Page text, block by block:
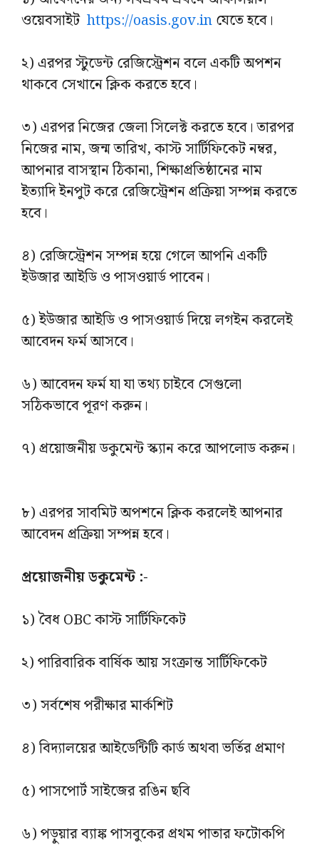
ওয়েবসাইট https://oasis.gov.inযেতে হবে।
২) এরপর স্টুডেন্ট রেজিস্ট্রেশন বলে একটি অপশন
থাকবে সেখানে ক্লিক করতে হবে।
৩) এরপর নিজের জেলা সিলেক্ট করতে হবে। তারপর
নিজের নাম, জন্ম তারিখ, কাস্ট সার্টিফিকেট নম্বর,
আপনার বাসস্থান ঠিকানা, শিক্ষাপ্রতিষ্ঠানের নাম
ইত্যাদি ইনপুট করে রেজিস্ট্রেশন প্রক্রিয়া সম্পন্ন করতে
হবে।
৪) রেজিস্ট্রেশন সম্পন্ন হয়ে গেলে আপনি একটি
ইউজার আইডি ও পাসওয়ার্ড পাবেন।
৫) ইউজার আইডি ও পাসওয়ার্ড দিয়ে লগইন করলেই
আবেদন ফর্ম আসবে।
৬) আবেদন ফর্ম যা যা তথ্য চাইবে সেগুলো
সঠিকভাবে পূরণ করুন।
৭) প্রয়োজনীয় ডকুমেন্ট স্ক্যান করে আপলোড করুন।
৮) এরপর সাবমিট অপশনে ক্লিক করলেই আপনার
আবেদন প্রক্রিয়া সম্পন্ন হবে।
প্রয়োজনীয় ডকুমেন্ট :-
১) বৈধ OBC কাস্ট সার্টিফিকেট
২) পারিবারিক বার্ষিক আয় সংক্রান্ত সার্টিফিকেট
৩) সর্বশেষ পরীক্ষার মার্কশিট
৪) বিদ্যালয়ের আইডেন্টিটি কার্ড অথবা ভর্তির প্রমাণ
৫) পাসপোর্ট সাইজের রঙিন ছবি
৬) পড়ুয়ার ব্যাঙ্ক পাসবুকের প্রথম পাতার ফটোকপি